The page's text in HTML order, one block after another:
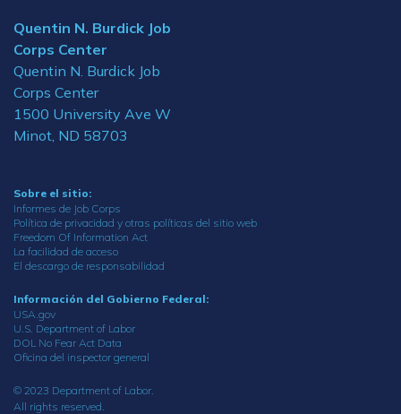
Quentin N. Burdick Job
Corps Center
Quentin N. Burdick Job
Corps Center
1500 University Ave W
Minot, ND 58703
Sobre el sitio:
Informes de Job Corps
Política de privacidad y otras políticas del sitio web
Freedom Of Information Act
La facilidad de acceso
El descargo de responsabilidad
Información del Gobierno Federal:
USA.gov
U.S. Department of Labor
DOL No Fear Act Data
Oficina del inspector general
© 2023 Department of Labor.
All rights reserved.